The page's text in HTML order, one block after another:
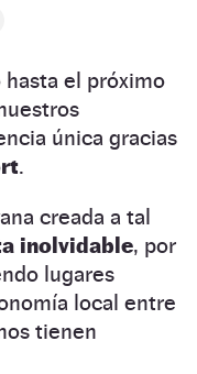
hasta el próximo
única gracias
.
creada a tal
inolvidable, por
lugares
local entre
tienen